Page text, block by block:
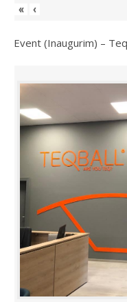
« ‹
Event (Inaugurim) –